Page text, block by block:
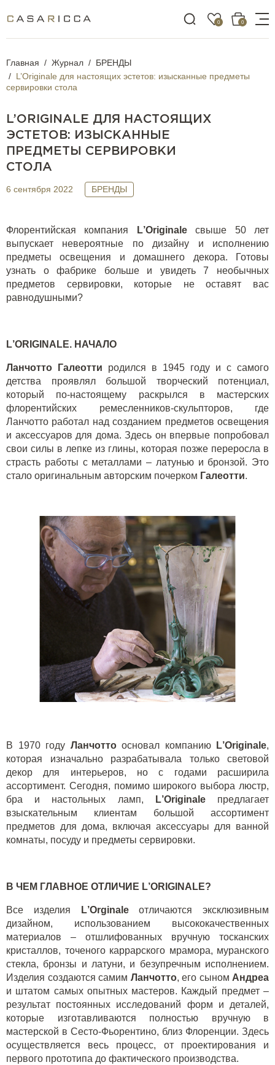
0 0
Главная Журнал
БРЕНДЫ
L’Originale для настоящих эстетов: изысканные предметы
сервировки стола
L’ORIGINALE ДЛЯ НАСТОЯЩИХ
ЭСТЕТОВ: ИЗЫСКАННЫЕ
ПРЕДМЕТЫ СЕРВИРОВКИ
СТОЛА
6 сентября 2022 БРЕНДЫ
Флорентийская компания L’Originale
свыше 50 лет
выпускает невероятные по дизайну и исполнению
предметы освещения и домашнего декора. Готовы
узнать о фабрике больше и увидеть 7 необычных
предметов сервировки, которые не оставят вас
равнодушными?
L’ORIGINALE. НАЧАЛО
Ланчотто Галеотти родился в 1945 году и с самого
детства проявлял большой творческий потенциал,
который по-настоящему раскрылся в мастерских
флорентийских ремесленников-скульпторов, где
Ланчотто работал над созданием предметов освещения
и аксессуаров для дома. Здесь он впервые попробовал
свои силы в лепке из глины, которая позже переросла в
страсть работы с металлами – латунью и бронзой. Это
стало оригинальным авторским почерком Галеотти.
В 1970 году Ланчотто основал компанию L’Originale,
которая изначально разрабатывала только световой
декор для интерьеров, но с годами расширила
ассортимент. Сегодня, помимо широкого выбора люстр,
бра и настольных ламп,
L’Originale
предлагает
взыскательным клиентам большой ассортимент
предметов для дома, включая аксессуары для ванной
комнаты, посуду и предметы сервировки.
В ЧЕМ ГЛАВНОЕ ОТЛИЧИЕ L’ORIGINALE?
Все изделия L’Orginale
отличаются эксклюзивным
дизайном, использованием высококачественных
материалов – отшлифованных вручную тосканских
кристаллов, точеного каррарского мрамора, муранского
стекла, бронзы и латуни, и безупречным исполнением.
Изделия создаются самим Ланчотто, его сыном Андреа
и штатом самых опытных мастеров. Каждый предмет –
результат постоянных исследований форм и деталей,
которые изготавливаются полностью вручную в
мастерской в Сесто-Фьорентино, близ Флоренции. Здесь
осуществляется весь процесс, от проектирования и
первого прототипа до фактического производства.